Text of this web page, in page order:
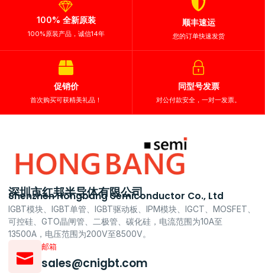
100% 全新原装
100%原装产品，诚信14年
顺丰速运
您的订单快速发货
促销价
首次购买可获精美礼品！
同型号发票
对公付款安全，一对一发票。
深圳市红邦半导体有限公司
Shenzhen Hongbang Semiconductor Co., Ltd
IGBT模块、IGBT单管、IGBT驱动板、IPM模块、IGCT、MOSFET、
可控硅、GTO晶闸管、二极管、碳化硅，电流范围为10A至
13500A，电压范围为200V至8500V。
邮箱
sales@cnigbt.com